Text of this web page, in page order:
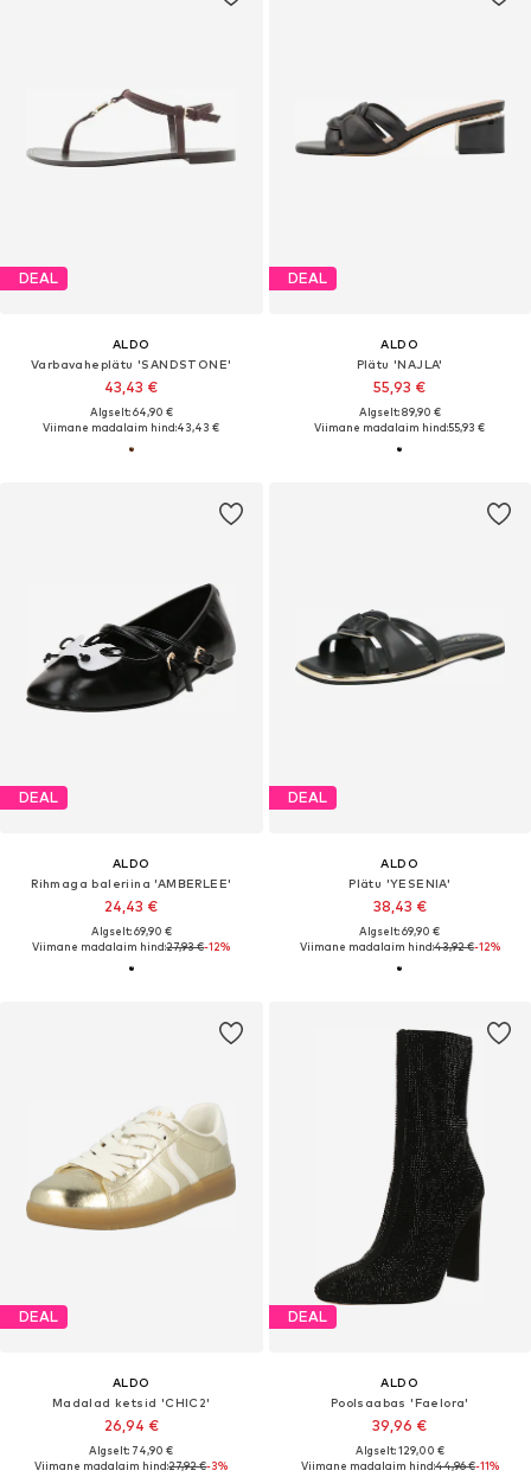
DEAL
ALDO
Varbavaheplätu 'SANDSTONE'
43,43 €
Algselt: 64,90 €
Viimane madalaim hind:43,43 €
DEAL
ALDO
Plätu 'NAJLA'
55,93 €
Algselt: 89,90 €
Viimane madalaim hind:55,93 €
DEAL
ALDO
Rihmaga baleriina 'AMBERLEE'
24,43 €
Algselt: 69,90 €
Viimane madalaim hind:27,93 €-12%
DEAL
ALDO
Plätu 'YESENIA'
38,43 €
Algselt: 69,90 €
Viimane madalaim hind:43,92 €-12%
DEAL
ALDO
Madalad ketsid 'CHIC2'
26,94 €
Algselt: 74,90 €
Viimane madalaim hind:27,92 €-3%
DEAL
ALDO
Poolsaabas 'Faelora'
39,96 €
Algselt: 129,00 €
Viimane madalaim hind:44,96 €-11%